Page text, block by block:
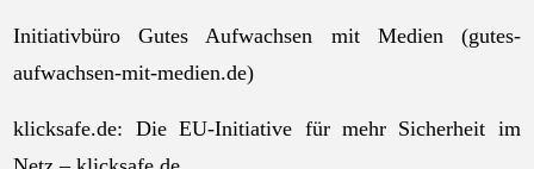
Initiativbüro Gutes Aufwachsen mit Medien (gutes-
aufwachsen-mit-medien.de)
klicksafe.de: Die EU-Initiative für mehr Sicherheit im